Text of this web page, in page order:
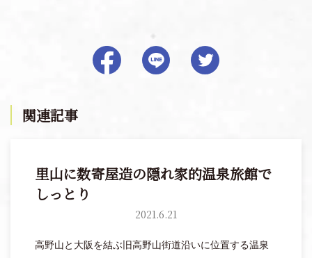
関連記事
里山に数寄屋造の隠れ家的温泉旅館で
しっとり
2021.6.21
高野山と大阪を結ぶ旧高野山街道沿いに位置する温泉